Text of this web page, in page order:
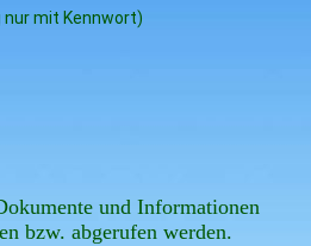
nur mit Kennwort)
und Informationen
bzw. abgerufen werden.